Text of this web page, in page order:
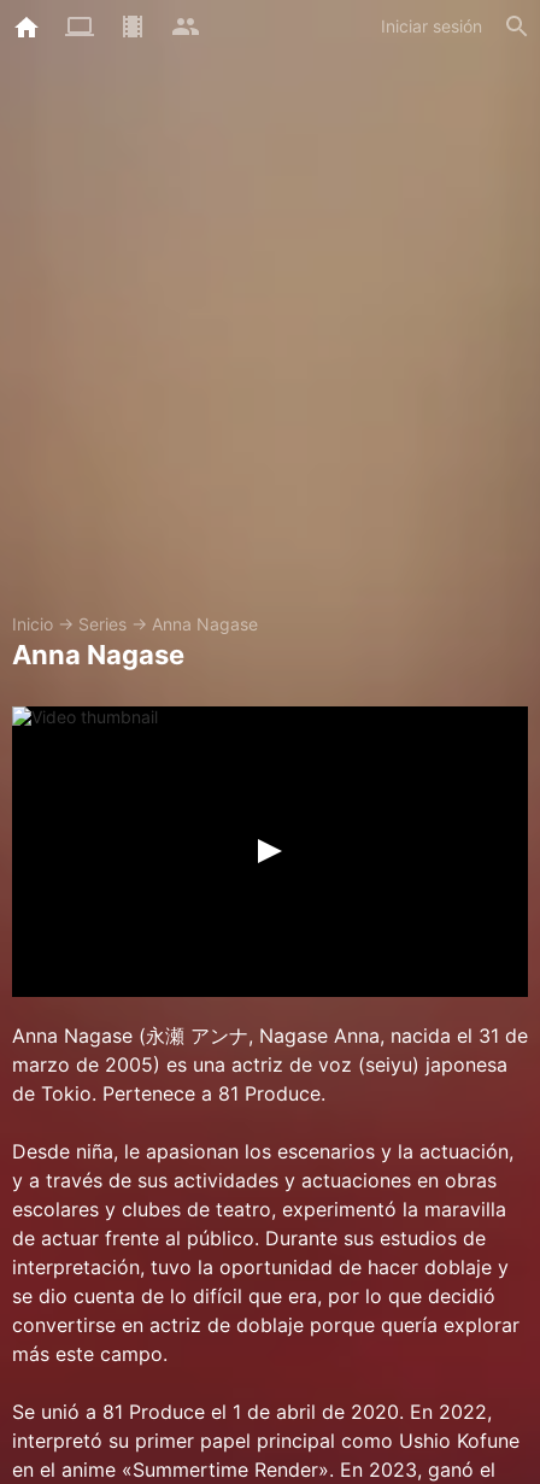
Iniciar sesión
Inicio → Series → Anna Nagase
Anna Nagase
Anna Nagase (永瀬 アンナ, Nagase Anna, nacida el 31 de
marzo de 2005) es una actriz de voz (seiyu) japonesa
de Tokio. Pertenece a 81 Produce.
Desde niña, le apasionan los escenarios y la actuación,
y a través de sus actividades y actuaciones en obras
escolares y clubes de teatro, experimentó la maravilla
de actuar frente al público. Durante sus estudios de
interpretación, tuvo la oportunidad de hacer doblaje y
se dio cuenta de lo difícil que era, por lo que decidió
convertirse en actriz de doblaje porque quería explorar
más este campo.
Se unió a 81 Produce el 1 de abril de 2020. En 2022,
interpretó su primer papel principal como Ushio Kofune
en el anime «Summertime Render». En 2023, ganó el